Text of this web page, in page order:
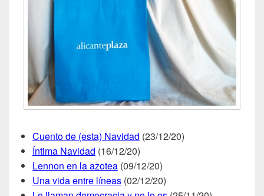
Cuento de (esta) Navidad (23/12/20)
Íntima Navidad (16/12/20)
Lennon en la azotea (09/12/20)
Una vida entre líneas (02/12/20)